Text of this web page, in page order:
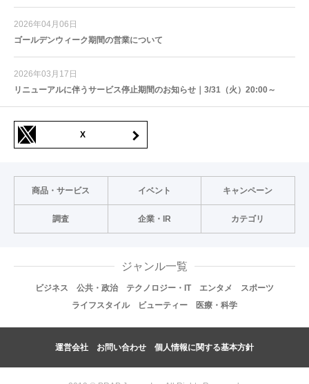
2026年04月06日
ゴールデンウィーク期間の営業について
2026年03月17日
リニューアルに伴うサービス停止期間のお知らせ｜3/31（火）20:00～
X
商品・サービス イベント キャンペーン
調査 企業・IR カテゴリ
ジャンル一覧
ビジネス 公共・政治 テクノロジー・IT エンタメ
スポーツ
ライフスタイル
ビューティー 医療・科学
運営会社 お問い合わせ 個人情報に関する基本方針